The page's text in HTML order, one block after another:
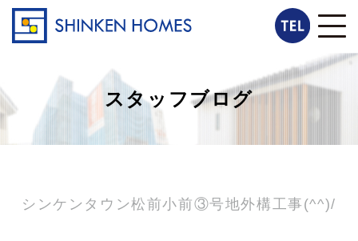
スタッフブログ
シンケンタウン松前小前③号地外構工事(^^)/